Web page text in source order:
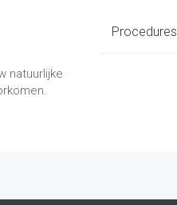
natuurlijke
Procedures